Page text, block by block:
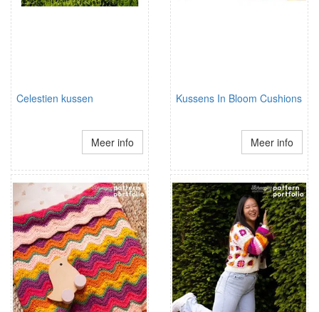
Celestien kussen
Meer info
Kussens In Bloom Cushions
Meer info